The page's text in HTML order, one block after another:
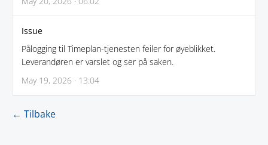
Issue
Pålogging til Timeplan-tjenesten feiler for øyeblikket.
Leverandøren er varslet og ser på saken.
May 19, 2026 · 13:04
← Tilbake